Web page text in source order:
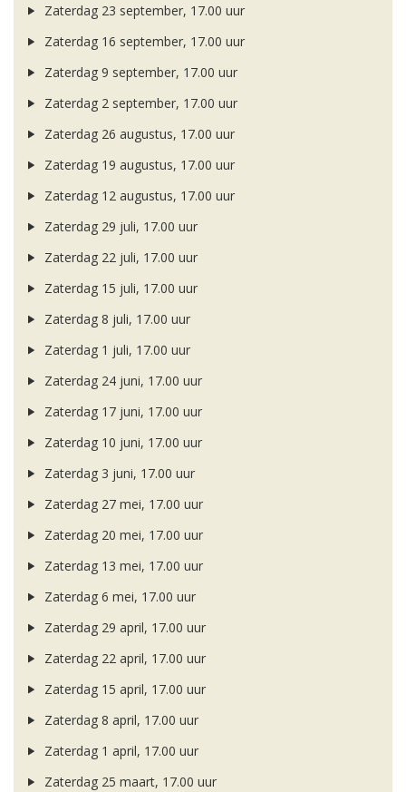
Zaterdag 23 september, 17.00 uur
Zaterdag 16 september, 17.00 uur
Zaterdag 9 september, 17.00 uur
Zaterdag 2 september, 17.00 uur
Zaterdag 26 augustus, 17.00 uur
Zaterdag 19 augustus, 17.00 uur
Zaterdag 12 augustus, 17.00 uur
Zaterdag 29 juli, 17.00 uur
Zaterdag 22 juli, 17.00 uur
Zaterdag 15 juli, 17.00 uur
Zaterdag 8 juli, 17.00 uur
Zaterdag 1 juli, 17.00 uur
Zaterdag 24 juni, 17.00 uur
Zaterdag 17 juni, 17.00 uur
Zaterdag 10 juni, 17.00 uur
Zaterdag 3 juni, 17.00 uur
Zaterdag 27 mei, 17.00 uur
Zaterdag 20 mei, 17.00 uur
Zaterdag 13 mei, 17.00 uur
Zaterdag 6 mei, 17.00 uur
Zaterdag 29 april, 17.00 uur
Zaterdag 22 april, 17.00 uur
Zaterdag 15 april, 17.00 uur
Zaterdag 8 april, 17.00 uur
Zaterdag 1 april, 17.00 uur
Zaterdag 25 maart, 17.00 uur